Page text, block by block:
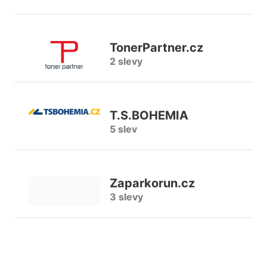
TonerPartner.cz
2 slevy
T.S.BOHEMIA
5 slev
Zaparkorun.cz
3 slevy